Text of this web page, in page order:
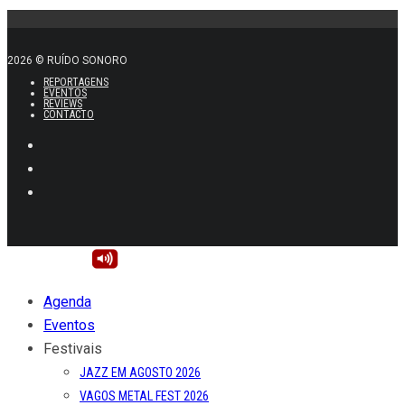
2026 © RUÍDO SONORO
REPORTAGENS
EVENTOS
REVIEWS
CONTACTO
Agenda
Eventos
Festivais
JAZZ EM AGOSTO 2026
VAGOS METAL FEST 2026